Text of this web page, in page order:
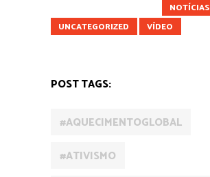
NOTÍCIAS
UNCATEGORIZED
VÍDEO
POST TAGS:
#AQUECIMENTOGLOBAL
#ATIVISMO